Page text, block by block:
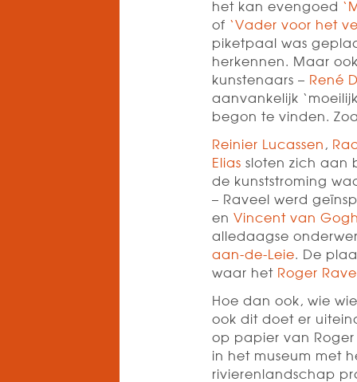
het kan evengoed
of ‘Vader voor het
piketpaal was
herkennen. Maar
kunstenaars – René
aanvankelijk
begon te vinden.
Reinier Lucassen ,
Elias sloten zich aan
de kunststroming
– Raveel werd
en Vincent van
alledaagse
aan-de-Leie. De
waar het Roger
Hoe dan ook, wie
ook dit doet er
op papier van
in het museum met
rivierenlandschap